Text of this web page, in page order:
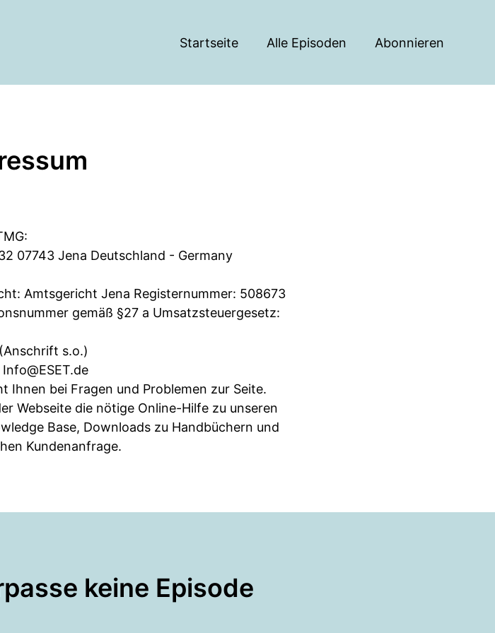
Startseite Alle Episoden Abonnieren
07743 Jena Deutschland - Germany
Amtsgericht Jena Registernummer: 508673
gemäß §27 a Umsatzsteuergesetz:
s.o.)
Info@ESET.de
Ihnen bei Fragen und Problemen zur Seite.
Webseite die nötige Online-Hilfe zu unseren
Base, Downloads zu Handbüchern und
Kundenanfrage.
keine Episode